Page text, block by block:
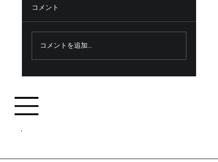
玉湯町湯町宅地造成工事
コメント
コメントを追加…